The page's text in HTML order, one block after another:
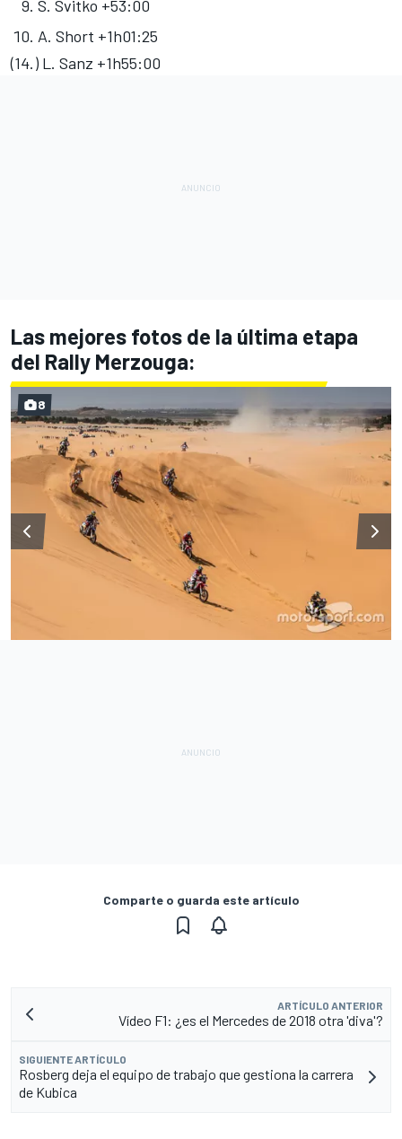
S. Svitko +53:00
A. Short +1h01:25
(14.) L. Sanz +1h55:00
Las mejores fotos de la última etapa
del Rally Merzouga:
8
Comparte o guarda este artículo
ARTÍCULO ANTERIOR
Vídeo F1: ¿es el Mercedes de 2018 otra 'diva'?
SIGUIENTE ARTÍCULO
Rosberg deja el equipo de trabajo que gestiona la carrera
de Kubica